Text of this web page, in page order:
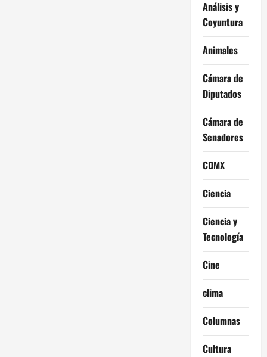
Análisis y
Coyuntura
Animales
Cámara de
Diputados
Cámara de
Senadores
CDMX
Ciencia
Ciencia y
Tecnología
Cine
clima
Columnas
Cultura